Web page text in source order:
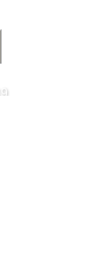
팀장